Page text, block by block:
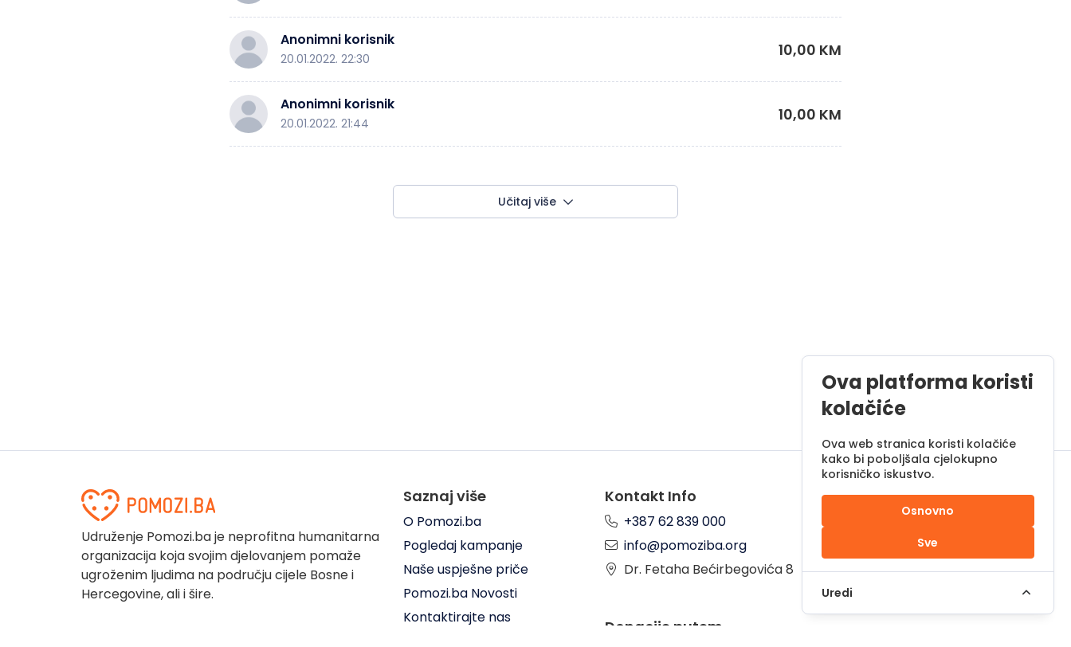
Anonimni korisnik
20.01.2022. 22:30 10,00 KM
Anonimni korisnik
20.01.2022. 21:44 10,00 KM
Učitaj više
Udruženje Pomozi.ba je neprofitna humanitarna
organizacija koja svojim djelovanjem pomaže
ugroženim ljudima na području cijele Bosne i
Hercegovine, ali i šire.
Saznaj više
O Pomozi.ba
Pogledaj kampanje
Naše uspješne priče
Pomozi.ba Novosti
Kontaktirajte nas
Kontakt Info
+387 62 839 000
info@pomoziba.org
Dr. Fetaha Bećirbegovića 8
Radno vrijeme
Sub od 10 do 17h
Nedjelja - neradni dan
Donacije putem
Ova platforma koristi
kolačiće
Ova web stranica koristi kolačiće
kako bi poboljšala cjelokupno
korisničko iskustvo.
Osnovno
Sve
Uredi